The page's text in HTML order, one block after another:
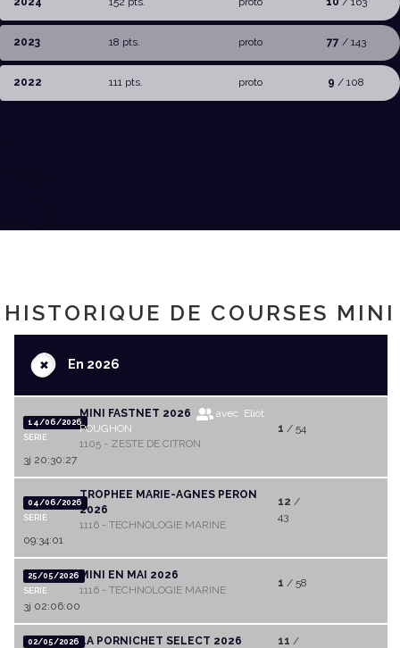
2023 18 pts. proto 77 / 143
2022 111 pts. proto 9 / 108
HISTORIQUE DE COURSES MINI
+En 2026
14/06/2026
SERIE
MINI FASTNET 2026
avec Eliot
POUGHON
1105 - ZESTE DE CITRON
1 / 54
3j 20:30:27
04/06/2026
SERIE
TROPHEE MARIE-AGNES PERON
2026
1116 - TECHNOLOGIE MARINE
12 /
43
09:34:01
25/05/2026
SERIE
MINI EN MAI 2026
1116 - TECHNOLOGIE MARINE
1 / 58
3j 02:06:00
02/05/2026 LA PORNICHET SELECT 2026
11 /